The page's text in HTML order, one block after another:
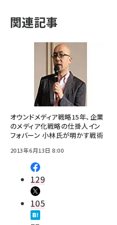
関連記事
オウンドメディア戦略15年、企業
のメディア化戦略の仕掛人イン
フォバーン 小林氏が明かす戦術
2013年6月13日 8:00
129
105